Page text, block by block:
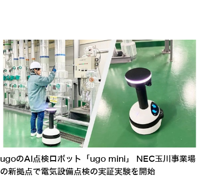
ugoのAI点検ロボット「ugo mini」 NEC玉川事業場
の新拠点で電気設備点検の実証実験を開始